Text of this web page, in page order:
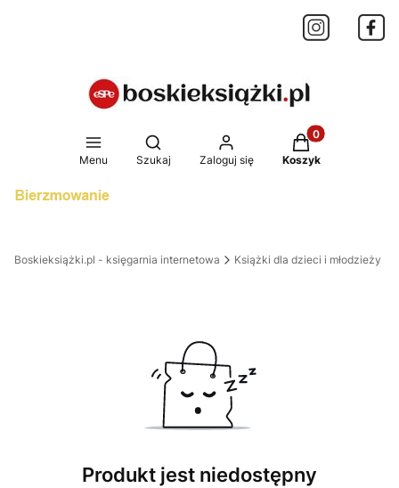
Menu
Otwórz wyszukiwarkę
Szukaj Zaloguj się
Produkty w
Koszyk
Boskieksiążki.pl - księgarnia internetowa Książki dla dzieci i młodzieży
Produkt jest niedostępny